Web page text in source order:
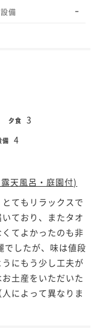
備 -
夕食 3
備 4
風呂・庭園付)
てもリラックスで
ており、またタオ
てよかったのも非
でしたが、味は値段
にもう少し工夫が
土産をいただいた
によって異なりま